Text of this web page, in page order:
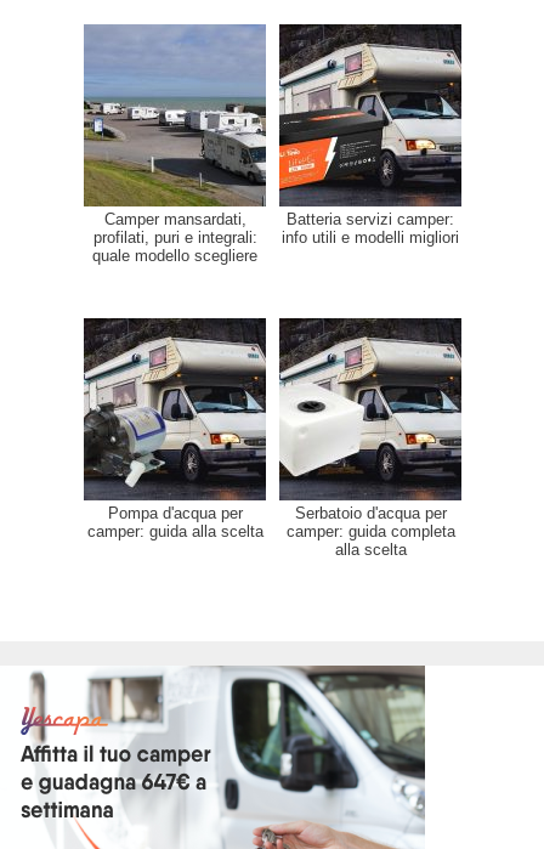
Camper mansardati,
profilati, puri e integrali:
quale modello scegliere
Batteria servizi camper:
info utili e modelli migliori
Pompa d'acqua per
camper: guida alla scelta
Serbatoio d'acqua per
camper: guida completa
alla scelta